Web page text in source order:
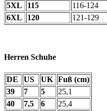
5XL
115
116-124
6XL
120 121-129
Herren Schuhe
DE US UK Fuß (cm)
39
7 5
25,1
40
7,5 6
25,4